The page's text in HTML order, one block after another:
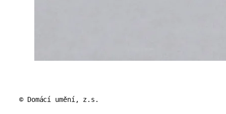
© Domácí umění, z.s.